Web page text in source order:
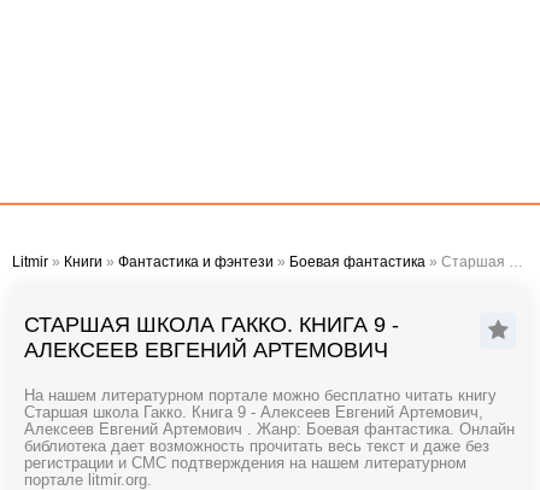
Litmir » Книги » Фантастика и фэнтези » Боевая фантастика » Старшая школа Гакко. Книга 9 - Алексеев Евгений Артемович
СТАРШАЯ ШКОЛА ГАККО. КНИГА 9 -
АЛЕКСЕЕВ ЕВГЕНИЙ АРТЕМОВИЧ
На нашем литературном портале можно бесплатно читать книгу
Старшая школа Гакко. Книга 9 - Алексеев Евгений Артемович,
Алексеев Евгений Артемович . Жанр: Боевая фантастика. Онлайн
библиотека дает возможность прочитать весь текст и даже без
регистрации и СМС подтверждения на нашем литературном
портале litmir.org.